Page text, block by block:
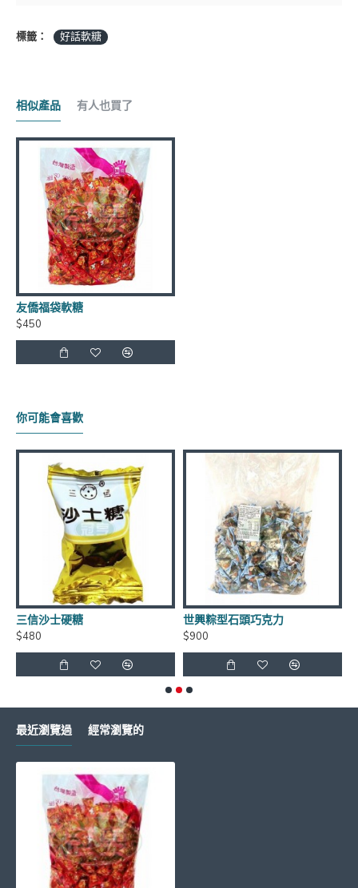
*採匯款付款之客戶，商品將於確認入帳後3日
到貨日期：於出貨日後3日至7日
商品有效期限：客戶收到之商品距有效日期前90天以
上，(每批商品有效日期皆不同)
續費另計60元~120元
保存方式：常溫
官網商品圖片僅供參考依實際出貨商品為主
**年貨商品*節慶商品*海鮮食品*恕不退換貨
如有需要請LINE詢問有無庫存 LINE
ID:@xat.0000138847.2k2
超商取貨每筆訂單~限重4.5公斤(長+寬+高<105cm)
標籤： 好話軟糖
相似產品 有人也買了
友僑福袋軟糖
$450
你可能會喜歡
三信沙士硬糖
$480
世興粽型石頭巧克力
$900
最近瀏覽過 經常瀏覽的